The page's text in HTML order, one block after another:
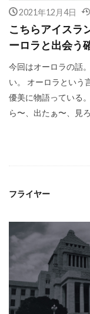
2021年12月4日
こちらアイスラ
ーロラと出会う
今回はオーロラの話
い。 オーロラという
優美に物語っている
ら〜、出たぁ〜、見
フライヤー